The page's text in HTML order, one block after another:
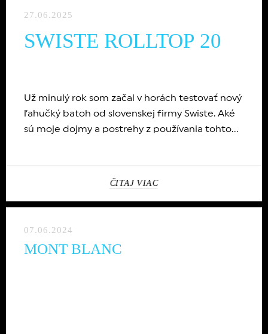
27.06.2025
SWISTE ROLLTOP 20
Už minulý rok som začal v horách testovať nový
ľahučký batoh od slovenskej firmy Swiste. Aké
sú moje dojmy a postrehy z používania tohto
ČITAJ VIAC
07.06.2024
MONT BLANC